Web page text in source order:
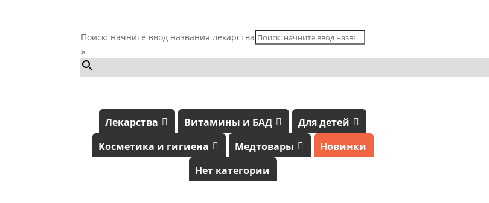
Поиск: начните ввод названия лекарства
×
Лекарства Витамины и БАД
Для детей
Косметика и гигиена
Медтовары
Новинки
Нет категории